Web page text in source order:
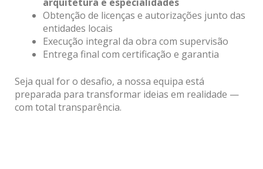
Obtenção de licenças e autorizações junto das
entidades locais
Execução integral da obra com supervisão
Entrega final com certificação e garantia
Seja qual for o desafio, a nossa equipa está
preparada para transformar ideias em realidade —
com total transparência.